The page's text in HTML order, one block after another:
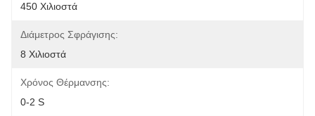
450 Χιλιοστά
Διάμετρος Σφράγισης:
8 Χιλιοστά
Χρόνος Θέρμανσης:
0-2 S